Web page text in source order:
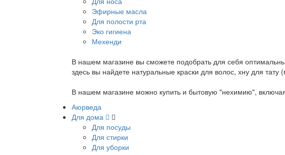
Эфирные масла
Для полости рта
Эко гигиена
Мехенди
В нашем магазине вы сможете подобрать для себя
здесь вы найдете натуральные краски для волос, хну для
В нашем магазине можно купить и бытовую "нехимию",
Аюрведа
Для дома
Для посуды
Для стирки
Для уборки